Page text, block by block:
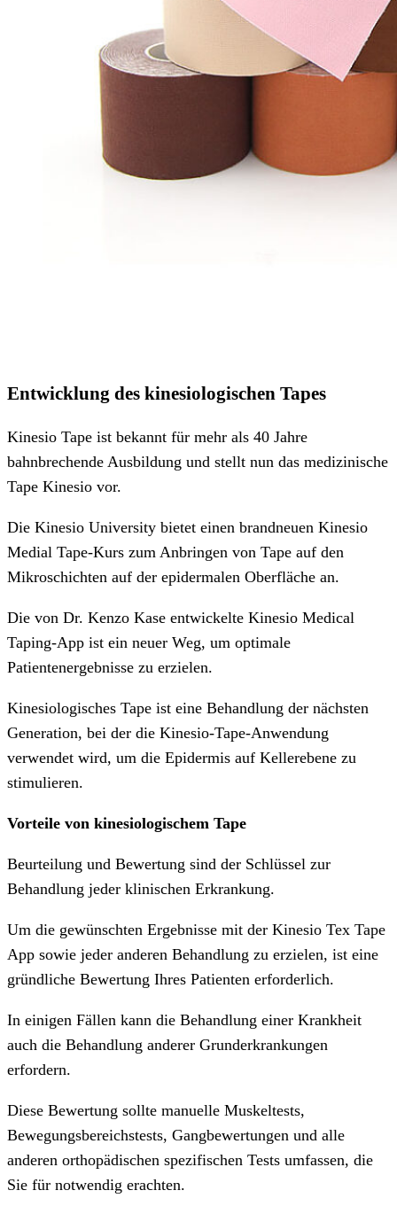
Entwicklung des kinesiologischen Tapes
Kinesio Tape ist bekannt für mehr als 40 Jahre
bahnbrechende Ausbildung und stellt nun das medizinische
Tape Kinesio vor.
Die Kinesio University bietet einen brandneuen Kinesio
Medial Tape-Kurs zum Anbringen von Tape auf den
Mikroschichten auf der epidermalen Oberfläche an.
Die von Dr. Kenzo Kase entwickelte Kinesio Medical
Taping-App ist ein neuer Weg, um optimale
Patientenergebnisse zu erzielen.
Kinesiologisches Tape ist eine Behandlung der nächsten
Generation, bei der die Kinesio-Tape-Anwendung
verwendet wird, um die Epidermis auf Kellerebene zu
stimulieren.
Vorteile von kinesiologischem Tape
Beurteilung und Bewertung sind der Schlüssel zur
Behandlung jeder klinischen Erkrankung.
Um die gewünschten Ergebnisse mit der Kinesio Tex Tape
App sowie jeder anderen Behandlung zu erzielen, ist eine
gründliche Bewertung Ihres Patienten erforderlich.
In einigen Fällen kann die Behandlung einer Krankheit
auch die Behandlung anderer Grunderkrankungen
erfordern.
Diese Bewertung sollte manuelle Muskeltests,
Bewegungsbereichstests, Gangbewertungen und alle
anderen orthopädischen spezifischen Tests umfassen, die
Sie für notwendig erachten.